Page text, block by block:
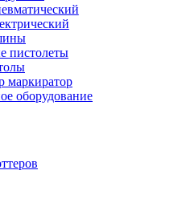
пистолеты
маркиратор
оборудование